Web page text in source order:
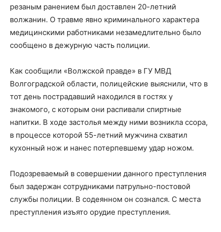
резаным ранением был доставлен 20-летний
волжанин. О травме явно криминального характера
медицинскими работниками незамедлительно было
сообщено в дежурную часть полиции.
Как сообщили «Волжской правде» в ГУ МВД
Волгоградской области, полицейские выяснили, что в
тот день пострадавший находился в гостях у
знакомого, с которым они распивали спиртные
напитки. В ходе застолья между ними возникла ссора,
в процессе которой 55-летний мужчина схватил
кухонный нож и нанес потерпевшему удар ножом.
Подозреваемый в совершении данного преступления
был задержан сотрудниками патрульно-постовой
службы полиции. В содеянном он сознался. С места
преступления изъято орудие преступления.